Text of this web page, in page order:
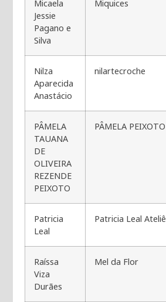
Micaela
Jessie
Pagano e
Silva
Miquices
Nilza
Aparecida
Anastácio
nilartecroche
PÂMELA
TAUANA
DE
OLIVEIRA
REZENDE
PEIXOTO
PÂMELA PEIXOTO
Patricia
Leal
Patricia Leal Ateliê
Raíssa
Viza
Durães
Mel da Flor